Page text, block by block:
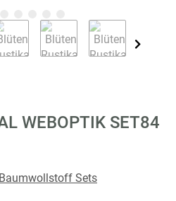
WEBOPTIK SET84
Sets